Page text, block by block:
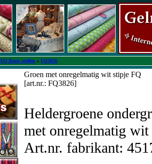
FQ Basis stoffen » FQ3826
Groen met onregelmatig wit stipje FQ
[art.nr.: FQ3826]
Heldergroene
met onregelmatig
Art.nr. fabrikant: